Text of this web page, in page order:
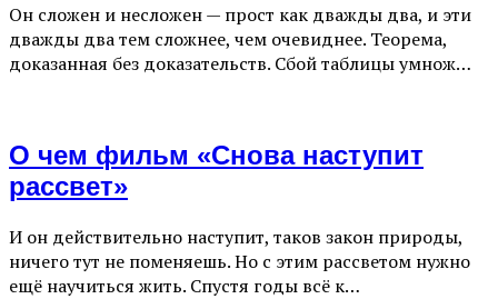
Он сложен и несложен — прост как дважды два, и эти
дважды два тем сложнее, чем очевиднее. Теорема,
доказанная без доказательств. Сбой таблицы умнож…
О чем фильм «Снова наступит
рассвет»
И он действительно наступит, таков закон природы,
ничего тут не поменяешь. Но с этим рассветом нужно
ещё научиться жить. Спустя годы всё к…